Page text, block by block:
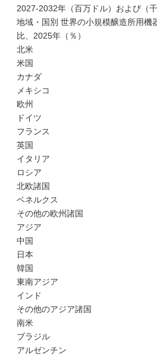
2027-2032年（百万ドル）および（千
地域・国別 世界の小規模醸造所用機
比、2025年（％）
北米
米国
カナダ
メキシコ
欧州
ドイツ
フランス
英国
イタリア
ロシア
北欧諸国
ベネルクス
その他の欧州諸国
アジア
中国
日本
韓国
東南アジア
インド
その他のアジア諸国
南米
ブラジル
アルゼンチン